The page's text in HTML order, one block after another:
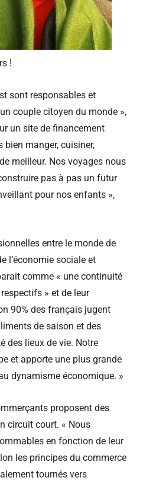
!
sont responsables et
couple citoyen du monde »,
un site de financement
manger, cuisiner,
meilleur. Nos voyages nous
pas à pas un futur
pour nos enfants »,
entre le monde de
l’économie sociale et
comme « une continuité
» et de leur
90% des français jugent
de saison et des
des lieux de vie. Notre
et apporte une plus grande
dynamisme économique. »
proposent des
circuit court. « Nous
en fonction de leur
les principes du commerce
tournés vers